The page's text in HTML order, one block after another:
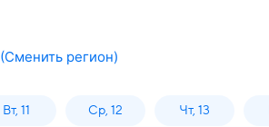
(Сменить регион)
Вт, 11 Ср, 12 Чт, 13